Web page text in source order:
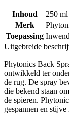
Inhoud
250 ml
Merk
Toepassing
Uitgebreide
Phytonics Back
ontwikkeld ter
de rug. De spray
die bekend staan
de spieren.
gespannen en stijve